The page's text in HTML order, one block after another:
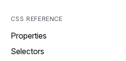
CSS REFERENCE
Properties
Selectors